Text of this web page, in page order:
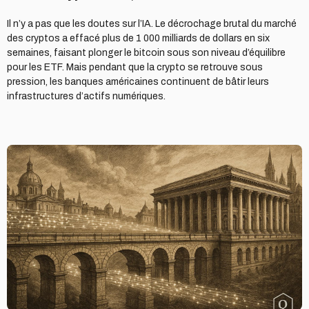
Il n’y a pas que les doutes sur l’IA. Le décrochage brutal du marché
des cryptos a effacé plus de 1 000 milliards de dollars en six
semaines, faisant plonger le bitcoin sous son niveau d’équilibre
pour les ETF. Mais pendant que la crypto se retrouve sous
pression, les banques américaines continuent de bâtir leurs
infrastructures d’actifs numériques.
La
tokenisation
a
rendez-
vous
en
2026